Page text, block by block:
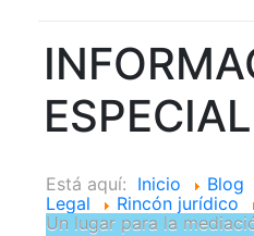
Está aquí: Inicio Blog
Legal
Rincón jurídico
Un lugar para la